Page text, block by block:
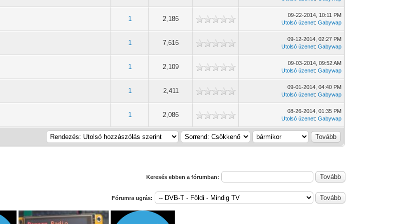
1 2,186
09-22-2014, 10:11 PM
Utolsó üzenet:Gabywap
1 7,616
09-12-2014, 02:27 PM
Utolsó üzenet:Gabywap
1 2,109
09-03-2014, 09:52 AM
Utolsó üzenet:Gabywap
1 2,411
09-01-2014, 04:40 PM
Utolsó üzenet:Gabywap
1 2,086
08-26-2014, 01:35 PM
Utolsó üzenet:Gabywap
Keresés ebben a fórumban:
Fórumra ugrás: